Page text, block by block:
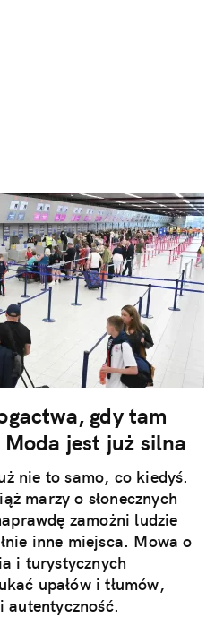
gdy tam
jest już silna
nie to samo, co kiedyś.
marzy o słonecznych
zamożni ludzie
inne miejsca. Mowa o
i turystycznych
upałów i tłumów,
autentyczność.